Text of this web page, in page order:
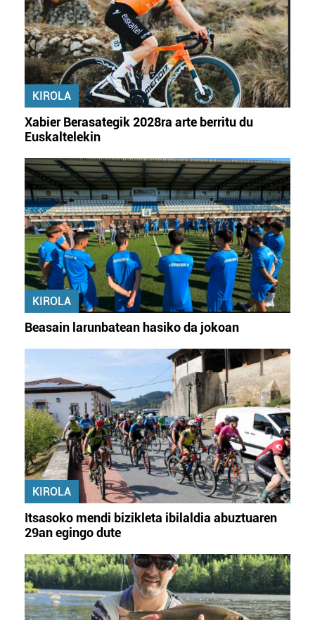
KIROLA
Xabier Berasategik 2028ra arte berritu du
Euskaltelekin
KIROLA
Beasain larunbatean hasiko da jokoan
KIROLA
Itsasoko mendi bizikleta ibilaldia abuztuaren
29an egingo dute